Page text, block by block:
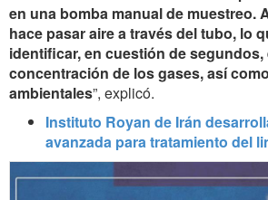
en una bomba manual de muestreo.
hace pasar aire a través del tubo, lo
identificar, en cuestión de segundos,
concentración de los gases, así
ambientales”, explicó.
Instituto Royan de Irán
avanzada para tratamiento del